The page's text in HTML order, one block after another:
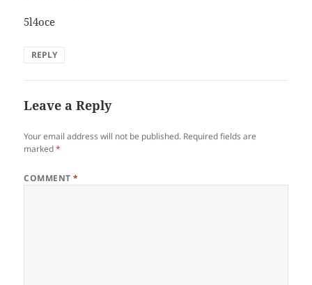
5l4oce
REPLY
Leave a Reply
Your email address will not be published. Required fields are
marked*
COMMENT*